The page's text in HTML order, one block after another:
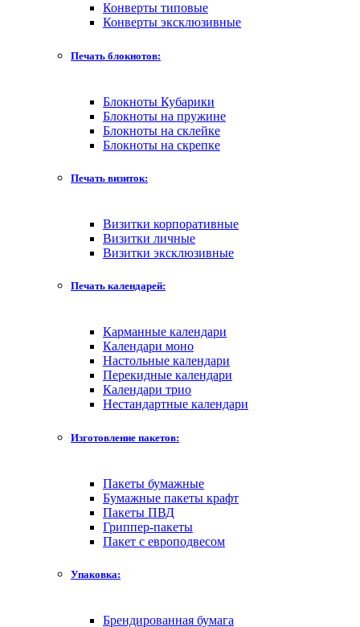
Конверты типовые
Конверты эксклюзивные
Печать блокнотов:
Блокноты Кубарики
Блокноты на пружине
Блокноты на склейке
Блокноты на скрепке
Печать визиток:
Визитки корпоративные
Визитки личные
Визитки эксклюзивные
Печать календарей:
Карманные календари
Календари моно
Настольные календари
Перекидные календари
Календари трио
Нестандартные календари
Изготовление пакетов:
Пакеты бумажные
Бумажные пакеты крафт
Пакеты ПВД
Гриппер-пакеты
Пакет с европодвесом
Упаковка:
Брендированная бумага